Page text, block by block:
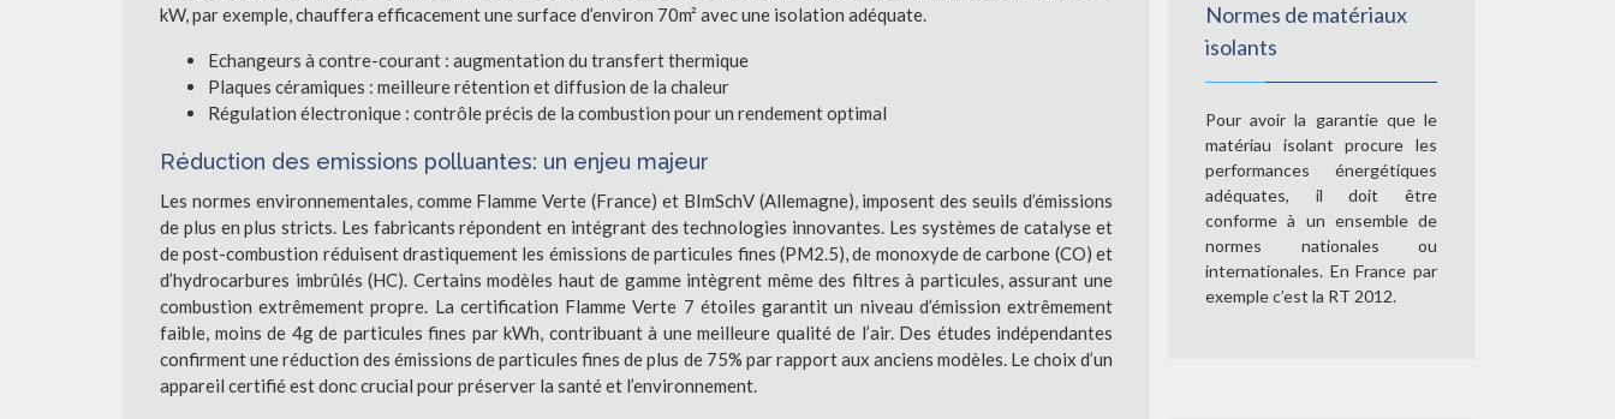
kW, par exemple, chauffera efficacement une surface d’environ 70m² avec une isolation adéquate.
Echangeurs à contre-courant : augmentation du transfert thermique
Plaques céramiques : meilleure rétention et diffusion de la chaleur
Régulation électronique : contrôle précis de la combustion pour un rendement optimal
Réduction des emissions polluantes: un enjeu majeur
Les normes environnementales, comme Flamme Verte (France) et BImSchV (Allemagne), imposent des seuils d’émissions
de plus en plus stricts. Les fabricants répondent en intégrant des technologies innovantes. Les systèmes de catalyse et
de post-combustion réduisent drastiquement les émissions de particules fines (PM2.5), de monoxyde de carbone (CO) et
d’hydrocarbures imbrûlés (HC). Certains modèles haut de gamme intègrent même des filtres à particules, assurant une
combustion extrêmement propre. La certification Flamme Verte 7 étoiles garantit un niveau d’émission extrêmement
faible, moins de 4g de particules fines par kWh, contribuant à une meilleure qualité de l’air. Des études indépendantes
confirment une réduction des émissions de particules fines de plus de 75% par rapport aux anciens modèles. Le choix d’un
appareil certifié est donc crucial pour préserver la santé et l’environnement.
Normes de matériaux
isolants
Pour avoir la garantie que le
matériau isolant procure les
performances énergétiques
adéquates, il doit être
conforme à un ensemble de
normes nationales ou
internationales. En France par
exemple c’est la RT 2012.